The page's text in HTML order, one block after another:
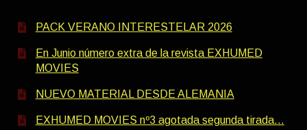
PACK VERANO INTERESTELAR 2026
En Junio número extra de la revista EXHUMED
MOVIES
NUEVO MATERIAL DESDE ALEMANIA
EXHUMED MOVIES nº3 agotada segunda tirada…